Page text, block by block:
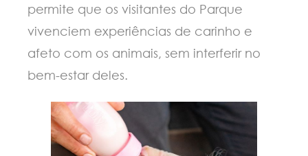
permite que os visitantes do Parque
vivenciem experiências de carinho e
afeto com os animais, sem interferir no
bem-estar deles.